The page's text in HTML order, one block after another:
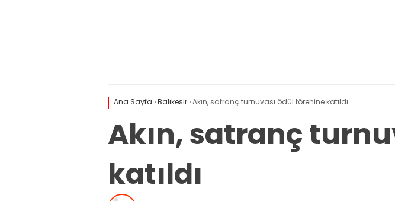
Ana Sayfa ›Balıkesir›Akın, satranç turnuvası ödül törenine katıldı
Akın, satranç
katıldı